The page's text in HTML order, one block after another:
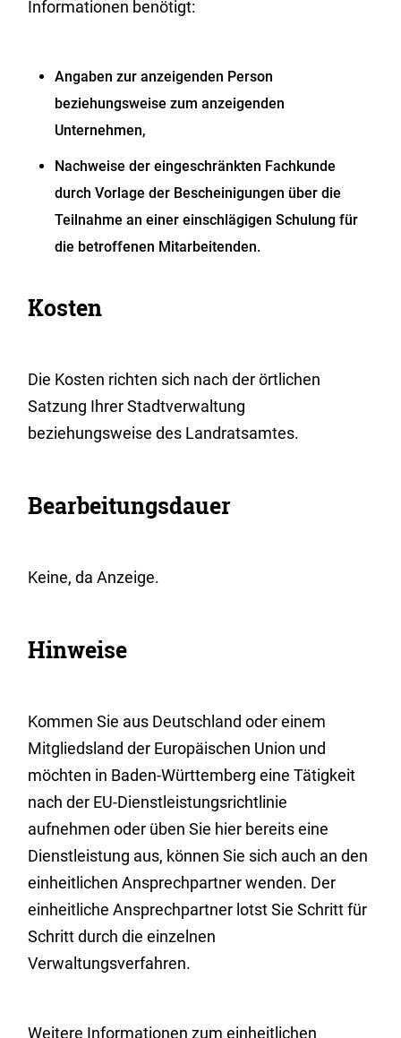
Informationen benötigt:
Angaben zur anzeigenden Person
beziehungsweise zum anzeigenden
Unternehmen,
Nachweise der eingeschränkten Fachkunde
durch Vorlage der Bescheinigungen über die
Teilnahme an einer einschlägigen Schulung für
die betroffenen Mitarbeitenden.
Kosten
Die Kosten richten sich nach der örtlichen
Satzung Ihrer Stadtverwaltung
beziehungsweise des Landratsamtes.
Bearbeitungsdauer
Keine, da Anzeige.
Hinweise
Kommen Sie aus Deutschland oder einem
Mitgliedsland der Europäischen Union und
möchten in Baden-Württemberg eine Tätigkeit
nach der EU-Dienstleistungsrichtlinie
aufnehmen oder üben Sie hier bereits eine
Dienstleistung aus, können Sie sich auch an den
einheitlichen Ansprechpartner wenden. Der
einheitliche Ansprechpartner lotst Sie Schritt für
Schritt durch die einzelnen
Verwaltungsverfahren.
Weitere Informationen zum einheitlichen